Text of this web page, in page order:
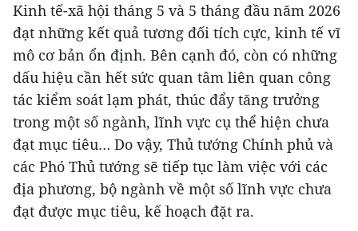
Kinh tế-xã hội tháng 5 và 5 tháng đầu năm 2026
đạt những kết quả tương đối tích cực, kinh tế vĩ
mô cơ bản ổn định. Bên cạnh đó, còn có những
dấu hiệu cần hết sức quan tâm liên quan công
tác kiểm soát lạm phát, thúc đẩy tăng trưởng
trong một số ngành, lĩnh vực cụ thể hiện chưa
đạt mục tiêu… Do vậy, Thủ tướng Chính phủ và
các Phó Thủ tướng sẽ tiếp tục làm việc với các
địa phương, bộ ngành về một số lĩnh vực chưa
đạt được mục tiêu, kế hoạch đặt ra.